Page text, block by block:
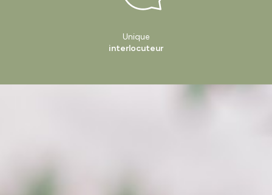
Unique
interlocuteur